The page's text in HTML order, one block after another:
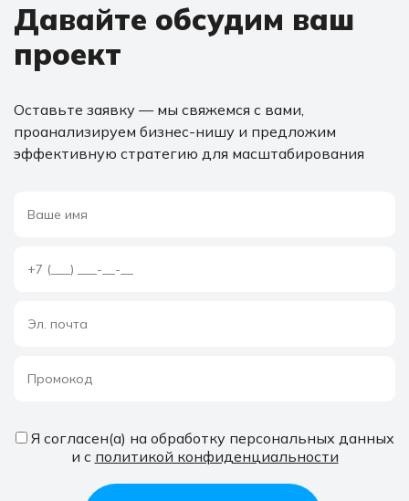
Давайте обсудим ваш
проект
Оставьте заявку — мы свяжемся с вами,
проанализируем бизнес-нишу и предложим
эффективную стратегию для масштабирования
Я согласен(а) на обработку персональных данных
и с политикой конфиденциальности